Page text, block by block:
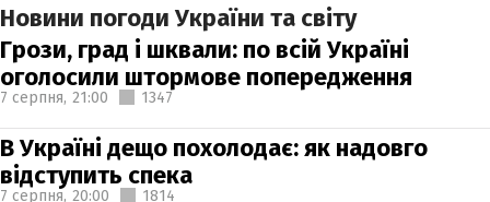
Новини погоди України та світу
Грози, град і шквали: по всій Україні
оголосили штормове попередження
7 серпня, 21:00 1347
В Україні дещо похолодає: як надовго
відступить спека
7 серпня, 20:00 1814